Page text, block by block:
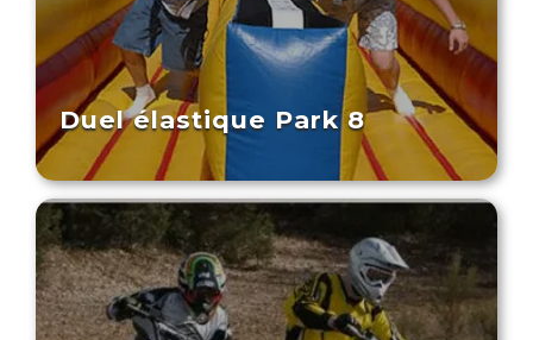
Duel élastique Park 8